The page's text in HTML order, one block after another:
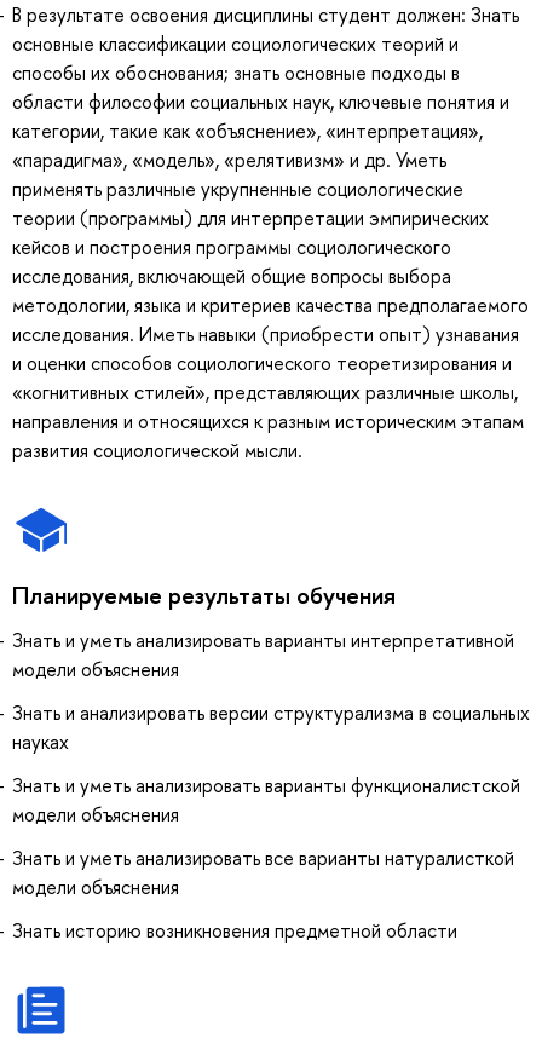
В результате освоения дисциплины студент должен: Знать
основные классификации социологических теорий и
способы их обоснования; знать основные подходы в
области философии социальных наук, ключевые понятия и
категории, такие как «объяснение», «интерпретация»,
«парадигма», «модель», «релятивизм» и др. Уметь
применять различные укрупненные социологические
теории (программы) для интерпретации эмпирических
кейсов и построения программы социологического
исследования, включающей общие вопросы выбора
методологии, языка и критериев качества предполагаемого
исследования. Иметь навыки (приобрести опыт) узнавания
и оценки способов социологического теоретизирования и
«когнитивных стилей», представляющих различные школы,
направления и относящихся к разным историческим этапам
развития социологической мысли.
Планируемые результаты обучения
Знать и уметь анализировать варианты интерпретативной
модели объяснения
Знать и анализировать версии структурализма в социальных
науках
Знать и уметь анализировать варианты функционалистской
модели объяснения
Знать и уметь анализировать все варианты натуралисткой
модели объяснения
Знать историю возникновения предметной области